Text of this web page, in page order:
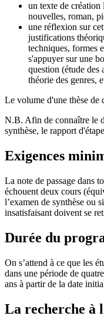
un texte de création
nouvelles, roman,
une réflexion sur
justifications
techniques, formes
s'appuyer sur une
question (étude des
théorie des genres,
Le volume d'une thèse de
N.B. Afin de connaître le
synthèse, le rapport
Exigences
La note de passage dans
échouent deux cours
l’examen de synthèse ou
insatisfaisant doivent se
Durée du
On s’attend à ce que les
dans une période de
ans à partir de la date
La recherche à